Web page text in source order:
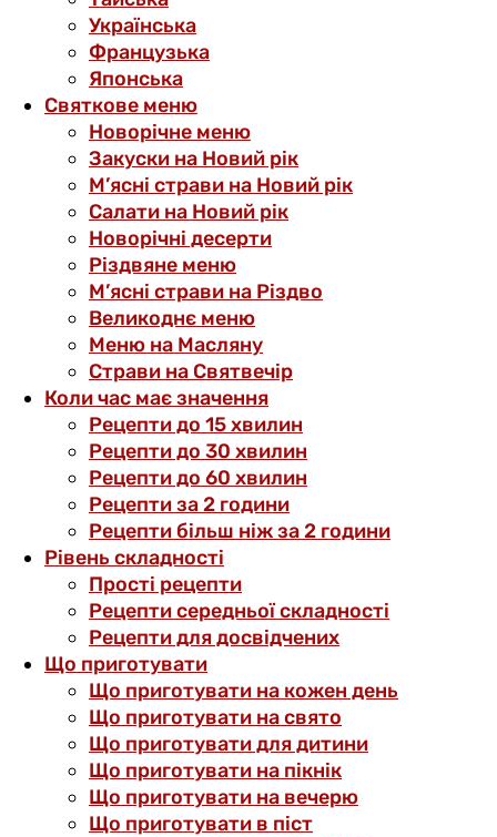
Українська
Французька
Японська
Святкове меню
Новорічне меню
Закуски на Новий рік
М’ясні страви на Новий рік
Салати на Новий рік
Новорічні десерти
Різдвяне меню
М’ясні страви на Різдво
Великоднє меню
Меню на Масляну
Страви на Святвечір
Коли час має значення
Рецепти до 15 хвилин
Рецепти до 30 хвилин
Рецепти до 60 хвилин
Рецепти за 2 години
Рецепти більш ніж за 2 години
Рівень складності
Прості рецепти
Рецепти середньої складності
Рецепти для досвідчених
Що приготувати
Що приготувати на кожен день
Що приготувати на свято
Що приготувати для дитини
Що приготувати на пікнік
Що приготувати на вечерю
Що приготувати в піст